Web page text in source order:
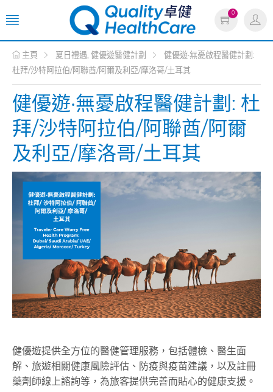
0
主頁 夏日禮遇, 健優遊醫健計劃
健優遊·無憂啟程醫健計劃:
杜拜/沙特阿拉伯/阿聯酋/阿爾及利亞/摩洛哥/土耳其
健優遊·無憂啟程醫健計劃: 杜
拜/沙特阿拉伯/阿聯酋/阿爾
及利亞/摩洛哥/土耳其
健優遊提供全方位的醫健管理服務，包括體檢、醫生面
解、旅遊相關健康風險評估、防疫與疫苗建議，以及註冊
藥劑師線上諮詢等，為旅客提供完善而貼心的健康支援。